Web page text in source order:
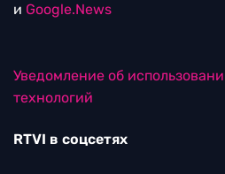
и Google.News
Уведомление об
технологий
RTVI в соцсетях